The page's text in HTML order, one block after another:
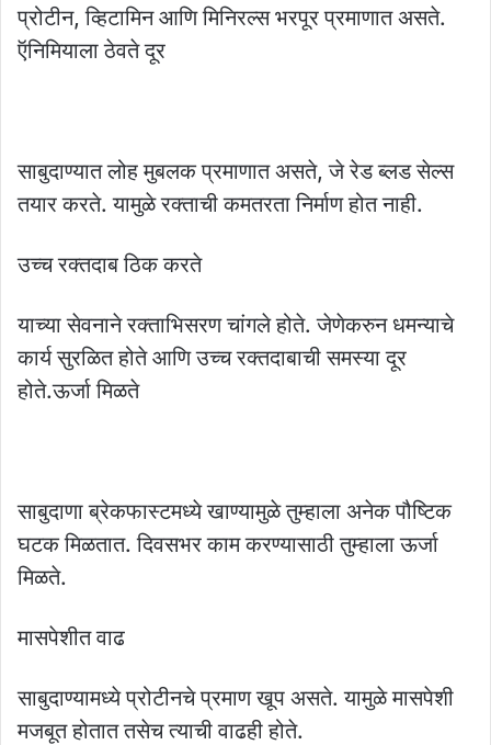
प्रोटीन, व्हिटामिन आणि मिनिरल्स भरपूर प्रमाणात असते.
ऍनिमियाला ठेवते दूर
साबुदाण्यात लोह मुबलक प्रमाणात असते, जे रेड ब्लड सेल्स
तयार करते. यामुळे रक्ताची कमतरता निर्माण होत नाही.
उच्च रक्तदाब ठिक करते
याच्या सेवनाने रक्ताभिसरण चांगले होते. जेणेकरुन धमन्याचे
कार्य सुरळित होते आणि उच्च रक्तदाबाची समस्या दूर
होते.ऊर्जा मिळते
साबुदाणा ब्रेकफास्टमध्ये खाण्यामुळे तुम्हाला अनेक पौष्टिक
घटक मिळतात. दिवसभर काम करण्यासाठी तुम्हाला ऊर्जा
मिळते.
मासपेशीत वाढ
साबुदाण्यामध्ये प्रोटीनचे प्रमाण खूप असते. यामुळे मासपेशी
मजबूत होतात तसेच त्याची वाढही होते.